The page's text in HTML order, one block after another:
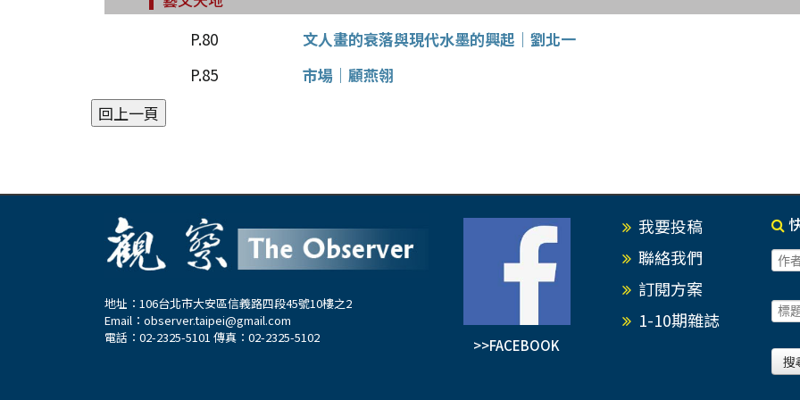
P.80
文人畫的衰落與現代水墨的興起｜劉北一
P.85
市場｜顧燕翎
地址：106台北市大安區信義路四段45號10樓之2
Email： observer.taipei@gmail.com
電話：02-2325-5101 傳真：02-2325-5102
>>FACEBOOK
我要投稿
聯絡我們
訂閱方案
1-10期雜誌